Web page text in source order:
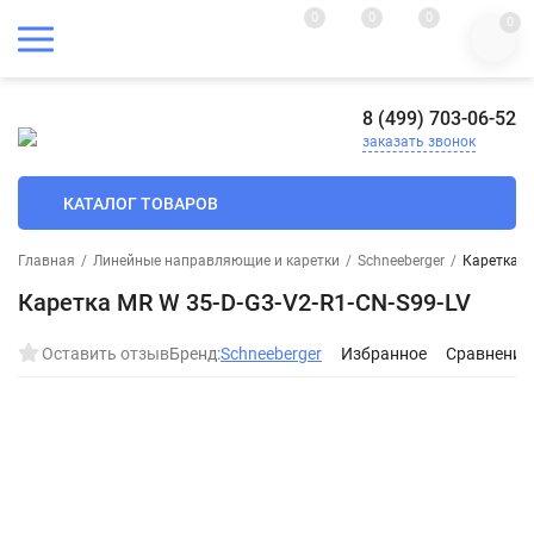
0 0 0 0
8 (499) 703-06-52
заказать звонок
КАТАЛОГ ТОВАРОВ
Главная / Линейные направляющие и каретки / Schneeberger / Каретка
Каретка MR W 35-D-G3-V2-R1-CN-S99-LV
Оставить отзывБренд:Schneeberger Избранное Сравнение